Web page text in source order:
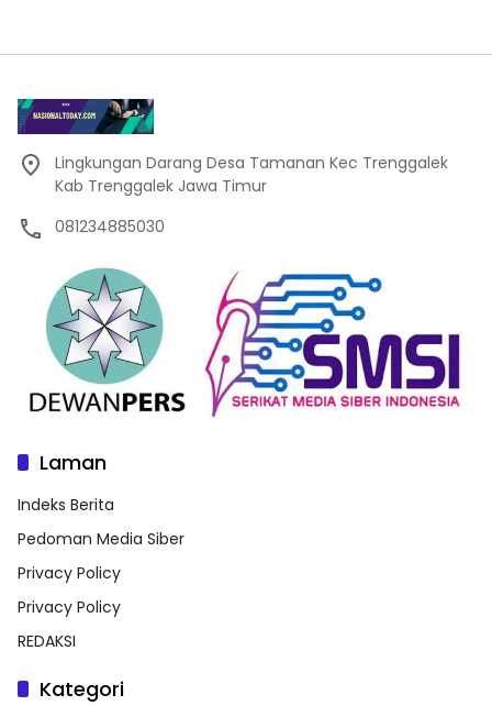
Lingkungan Darang Desa Tamanan Kec Trenggalek
Kab Trenggalek Jawa Timur
081234885030
Laman
Indeks Berita
Pedoman Media Siber
Privacy Policy
Privacy Policy
REDAKSI
Kategori